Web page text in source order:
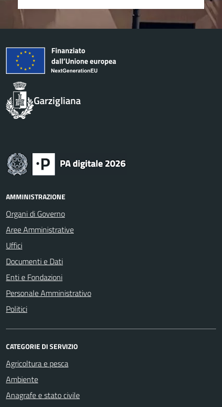
Garzigliana
AMMINISTRAZIONE
Organi di Governo
Aree Amministrative
Uffici
Documenti e Dati
Enti e Fondazioni
Personale Amministrativo
Politici
CATEGORIE DI SERVIZIO
Agricoltura e pesca
Ambiente
Anagrafe e stato civile